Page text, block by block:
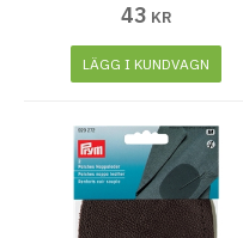
egna jeansapplikationer. Ljus
Blå/ Mörk Blå.
43 KR
LÄGG I KUNDVAGN